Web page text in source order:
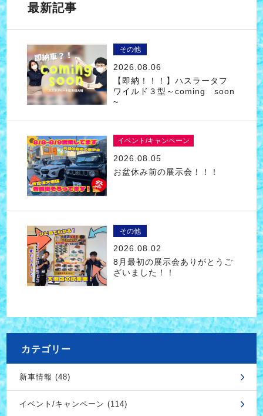
最新記事
その他
2026.08.06
【即納！！！】ハスラータフ
ワイルド３型～coming soon
~
イベント/キャンペーン
2026.08.05
お盆休み前の展示会！！！
その他
2026.08.02
8月最初の展示会ありがとうご
ざいました！！
カテゴリー
新車情報 (48)
イベント/キャンペーン (114)